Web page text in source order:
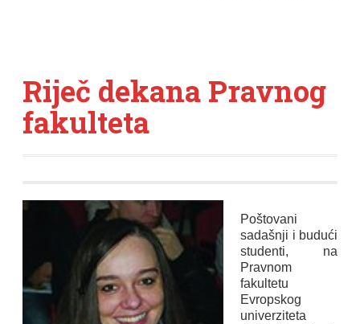
Riječ dekana Pravnog
fakulteta
Poštovani
sadašnji i budući
studenti, na
Pravnom
fakultetu
Evropskog
univerziteta